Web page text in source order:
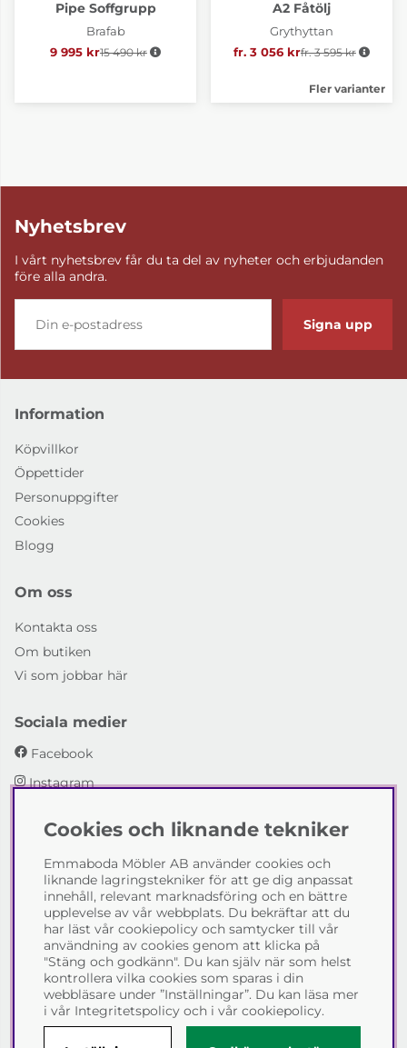
Pipe Soffgrupp
Brafab
9 995 kr Ordinarie pris:
15 490 kr
A2 Fåtölj
Grythyttan
fr. 3 056 krOrdinarie pris:
fr. 3 595 kr
Fler varianter
Nyhetsbrev
I vårt nyhetsbrev får du ta del av nyheter och erbjudanden
före alla andra.
Signa upp
Information
Köpvillkor
Öppettider
Personuppgifter
Cookies
Blogg
Om oss
Kontakta oss
Om butiken
Vi som jobbar här
Sociala medier
Facebook
Instagram
Emmaboda Möbler AB
I fyra generationer har vi hjälpt människor att möblera
sina hem och uppfylla sina inredningsdrömmar med
möbeldesign av högsta kvalitet. Vi vill hjälpa just dig att
skapa ditt drömhem - kontakta gärna oss och berätta
hur vi kan hjälpa dig.
Telefon:0471-13690
E-post:info@emmabodamobler.se
Cookies och liknande tekniker
Emmaboda Möbler AB använder cookies och
liknande lagringstekniker för att ge dig anpassat
innehåll, relevant marknadsföring och en bättre
upplevelse av vår webbplats. Du bekräftar att du
har läst vår cookiepolicy och samtycker till vår
användning av cookies genom att klicka på
"Stäng och godkänn". Du kan själv när som helst
kontrollera vilka cookies som sparas i din
webbläsare under ”Inställningar”. Du kan läsa mer
i vår Integritetspolicy och i vår cookiepolicy.